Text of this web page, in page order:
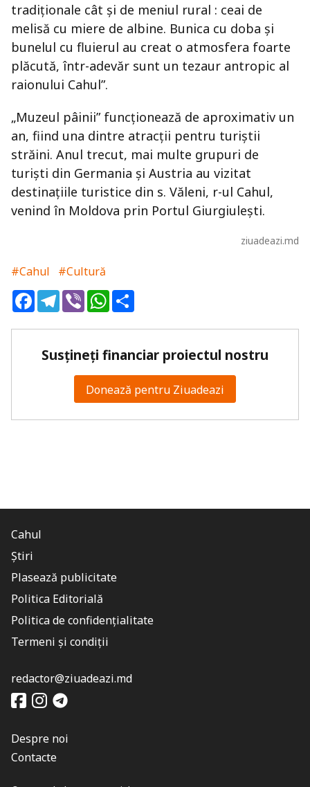
tradiționale cât și de meniul rural : ceai de
melisă cu miere de albine. Bunica cu doba şi
bunelul cu fluierul au creat o atmosfera foarte
plăcută, într-adevăr sunt un tezaur antropic al
raionului Cahul”.
„Muzeul pâinii” funcţionează de aproximativ un
an, fiind una dintre atracţii pentru turiştii
străini. Anul trecut, mai multe grupuri de
turişti din Germania şi Austria au vizitat
destinaţiile turistice din s. Văleni, r-ul Cahul,
venind în Moldova prin Portul Giurgiuleşti.
ziuadeazi.md
#Cahul
#Cultură
FacebookTelegram
ViberWhatsApp
Susțineți financiar proiectul nostru
Donează pentru Ziuadeazi
Cahul
Știri
Plasează publicitate
Politica Editorială
Politica de confidențialitate
Termeni și condiții
redactor@ziuadeazi.md
Despre noi
Contacte